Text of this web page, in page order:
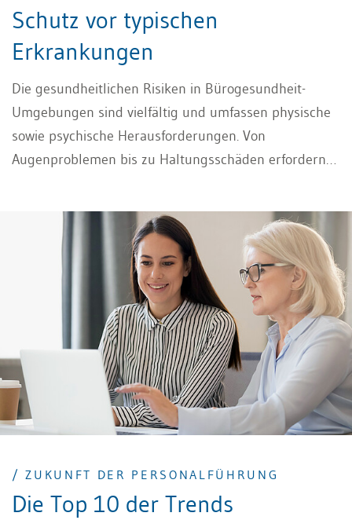
Schutz vor typischen
Erkrankungen
Die gesundheitlichen Risiken in Bürogesundheit-
Umgebungen sind vielfältig und umfassen physische
sowie psychische Herausforderungen. Von
Augenproblemen bis zu Haltungsschäden erfordern
auch gesundheitsfördernde Massnahmen integrieren.
Zunehmend rücken auch Themen wie Stress, Burnout
und die Work-Life-Balance in den Fokus.
/ ZUKUNFT DER PERSONALFÜHRUNG
Die Top 10 der Trends